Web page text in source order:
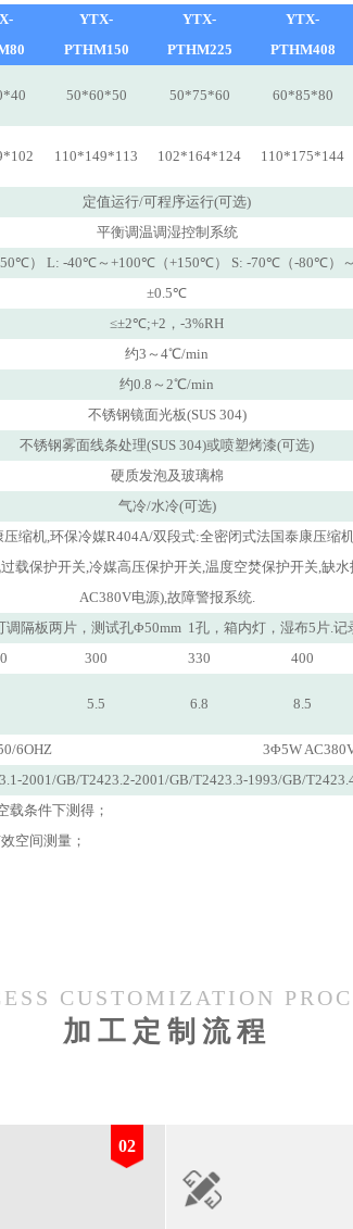
YTX-
PTHM150
YTX-
PTHM225
YTX-
PTHM408
50*60*50 50*75*60 60*85*80
110*149*113 102*164*124 110*175*144
定值运行/可程序运行(可选)
平衡调温调湿控制系统
） L: -40℃～+100℃（+150℃） S: -70℃（-80℃）
±0.5℃
≤±2℃;+2，-3%RH
约3～4℃/min
约0.8～2℃/min
不锈钢镜面光板(SUS 304)
不锈钢雾面线条处理(SUS 304)或喷塑烤漆(可选)
硬质发泡及玻璃棉
气冷/水冷(可选)
缩机,环保冷媒R404A/双段式:全密闭式法国泰康压缩
载保护开关,冷媒高压保护开关,温度空焚保护开关,缺
AC380V电源),故障警报系统.
调隔板两片，测试孔Φ50mm 1孔，箱内灯，湿布5片.记
300 330 400
5.5 6.8 8.5
6OHZ
3Φ5W
2001/GB/T2423.2-2001/GB/T2423.3-1993/GB/
条件下测得；
空间测量；
CUSTOMIZATION
加工定制流程
02